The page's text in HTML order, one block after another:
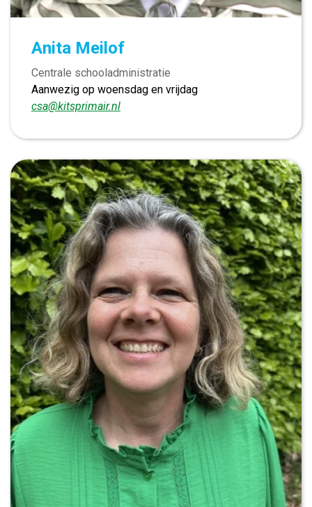
Anita Meilof
Centrale schooladministratie
Aanwezig op woensdag en vrijdag
csa@kitsprimair.nl